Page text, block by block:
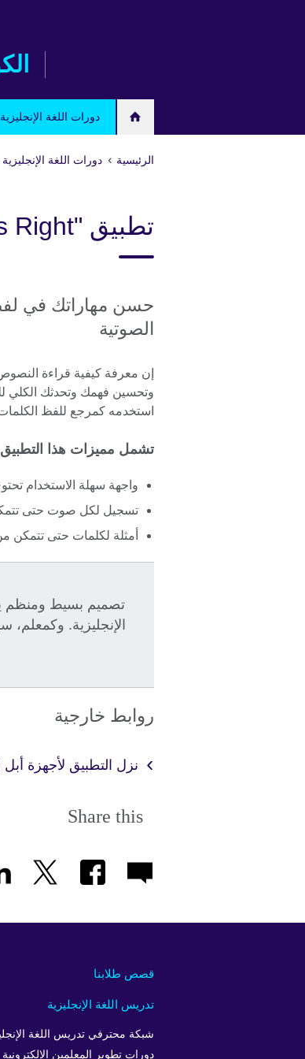
دورات اللغة الإنجليزية
الرئيسية دورات اللغة الإنجليزية
تطبيق "Sounds Right"
حسن مهاراتك في لفظ
الصوتية
إن معرفة كيفية قراءة
وتحسين فهمك وتحدثك الكلي
استخدمه كمرجع للفظ الكلمات
تشمل مميزات هذا التطبيق
واجهة سهلة الاستخدام
تسجيل لكل صوت حتى
أمثلة لكلمات حتى تتمكن
تصميم بسيط ومنظم
الإنجليزية.
روابط خارجية
نزل التطبيق لأجهزة أبل
Share this
قصص طلابنا
تدريس اللغة الإنجليزية
شبكة محترفي تدريس اللغة
دورات تطوير المعلمين الالكترونية